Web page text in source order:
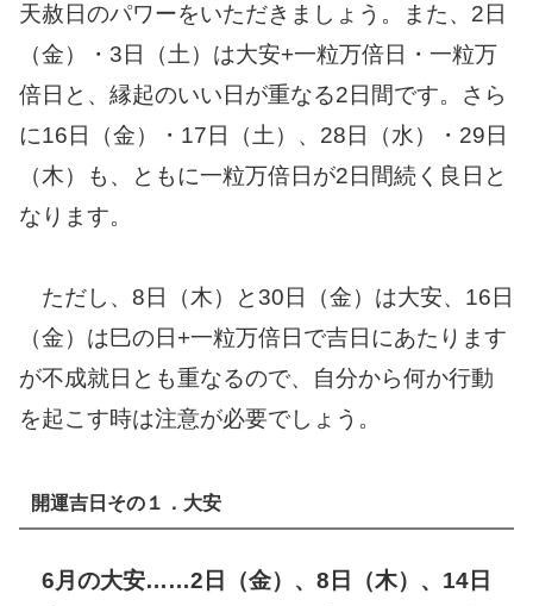
天赦日のパワーをいただきましょう。また、2日
（金）・3日（土）は大安+一粒万倍日・一粒万
倍日と、縁起のいい日が重なる2日間です。さら
に16日（金）・17日（土）、28日（水）・29日
（木）も、ともに一粒万倍日が2日間続く良日と
なります。
ただし、8日（木）と30日（金）は大安、16日
（金）は巳の日+一粒万倍日で吉日にあたります
が不成就日とも重なるので、自分から何か行動
を起こす時は注意が必要でしょう。
開運吉日その１．大安
6月の大安……2日（金）、8日（木）、14日